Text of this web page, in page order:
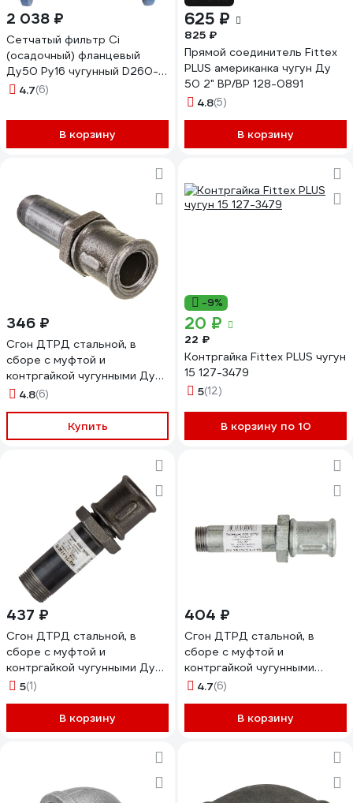
2 038 ₽
Сетчатый фильтр Ci
(осадочный) фланцевый
Ду50 Ру16 чугунный D260-
00226
4.7(6)
В корзину
625 ₽
825 ₽
Прямой соединитель Fittex
PLUS американка чугун Ду
50 2" ВР/ВР 128-0891
4.8(5)
В корзину
346 ₽
Сгон ДТРД стальной, в
сборе с муфтой и
контргайкой чугунными Ду
20 (3/4") L-110 МК ч.
4.8(6)
Купить
-9%
20 ₽
22 ₽
Контргайка Fittex PLUS чугун
15 127-3479
5(12)
В корзину по 10
437 ₽
Сгон ДТРД стальной, в
сборе с муфтой и
контргайкой чугунными Ду
25 (1") L-130 12250130
5(1)
В корзину
404 ₽
Сгон ДТРД стальной, в
сборе с муфтой и
контргайкой чугунными
оцинкованный Ду 15 (1/2") L-
4.7(6)
В корзину